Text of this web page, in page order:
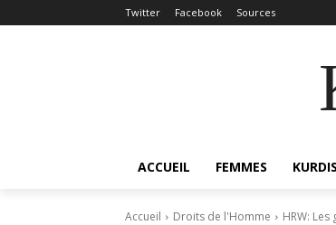
Twitter Facebook Sources
ACCUEIL FEMMES
Accueil Droits de l'Homme HRW: